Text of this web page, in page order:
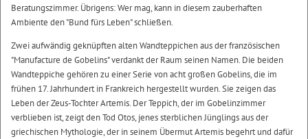
Beratungszimmer. Übrigens: Wer mag, kann in diesem zauberhaften
Ambiente den "Bund fürs Leben" schließen.
Zwei aufwändig geknüpften alten Wandteppichen aus der französischen
"Manufacture de Gobelins" verdankt der Raum seinen Namen. Die beiden
Wandteppiche gehören zu einer Serie von acht großen Gobelins, die im
frühen 17. Jahrhundert in Frankreich hergestellt wurden. Sie zeigen das
Leben der Zeus-Tochter Artemis. Der Teppich, der im Gobelinzimmer
verblieben ist, zeigt den Tod Otos, jenes sterblichen Jünglings aus der
griechischen Mythologie, der in seinem Übermut Artemis begehrt und dafür